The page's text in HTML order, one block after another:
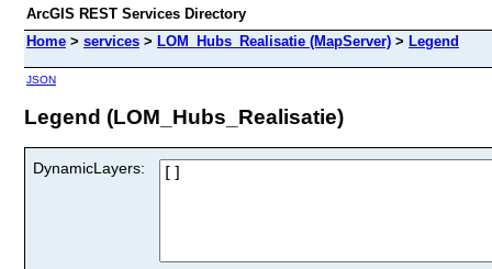
ArcGIS REST Services Directory
Home > services > LOM_Hubs_Realisatie (MapServer) > Legend
JSON
Legend (LOM_Hubs_Realisatie)
DynamicLayers: